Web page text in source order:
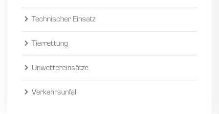
Technischer Einsatz
Tierrettung
Unwettereinsätze
Verkehrsunfall